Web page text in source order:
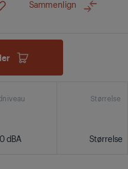
Sammenlign
dBA
Størrelse
Størrelse